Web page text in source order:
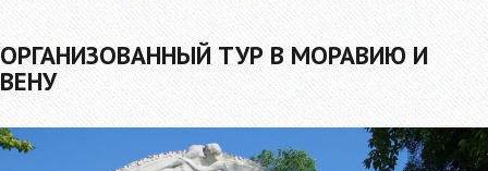
ОРГАНИЗОВАННЫЙ ТУР В МОРАВИЮ И
ВЕНУ